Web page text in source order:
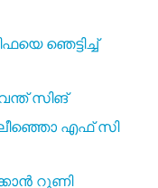
ഞെട്ടിച്ച്
സിങ്
എഫ് സി
റൂണി